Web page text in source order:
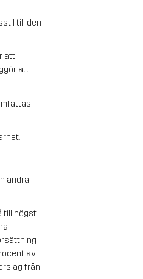
till den
att
att
andra
till högst
av
från